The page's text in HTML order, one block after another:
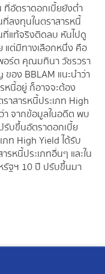
ที่อัตราดอกเบี้ยยังต่ำ
ที่ลงทุนในตราสารหนี้
ที่แท้จริงติดลบ หันไปดู
แต่มีทางเลือกหนึ่ง คือ
อร์ต คุณมทินา วัชรวรา
อง BBLAM แนะนำว่า
หนี้อยู่ ก็อาจจะต้อง
าสารหนี้ประเภท High
จากข้อมูลในอดีต พบ
รับขึ้นอัตราดอกเบี้ย
ท High Yield ได้รับ
หนี้ประเภทอื่นๆ และใน
ฐฯ 10 ปี ปรับขึ้นมา